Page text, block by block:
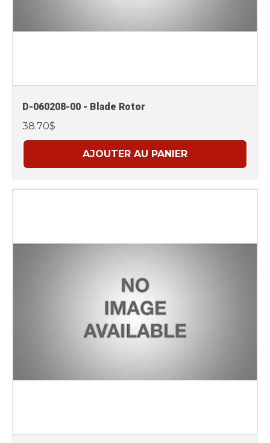
D-060208-00 - Blade Rotor
38.70$
AJOUTER AU PANIER